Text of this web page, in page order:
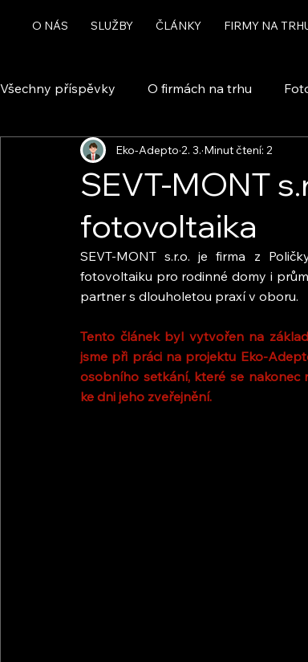
O NÁS SLUŽBY ČLÁNKY FIRMY NA
Všechny příspěvky O firmách na trhu
Rekuperace a větrání Chytrá domácnost
SEVT-MONT
fotovoltaika
Eko-Adepto 2. 3. Minut čtení: 2
SEVT-MONT s.r.o. je firma z
fotovoltaiku pro rodinné domy i
partner s dlouholetou praxí v oboru.
Tento článek byl vytvořen na
jsme při práci na projektu Eko-
osobního setkání, které se nakonec
ke dni jeho zveřejnění.